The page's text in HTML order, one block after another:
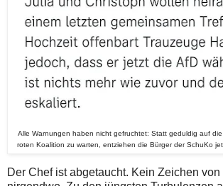
Alle Warnungen haben nicht gefruchtet: Statt geduldig auf
roten Koalition zu warten, entziehen die Bürger der SchuKo
Der Chef ist abgetaucht. Kein Zeichen